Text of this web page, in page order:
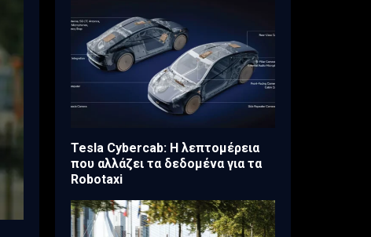
Tesla Cybercab: Η λεπτομέρεια
που αλλάζει τα δεδομένα για τα
Robotaxi